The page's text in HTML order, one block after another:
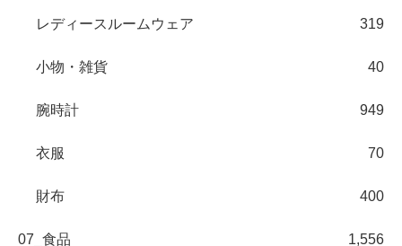
レディースルームウェア 319
小物・雑貨 40
腕時計 949
衣服 70
財布 400
07_食品 1,556